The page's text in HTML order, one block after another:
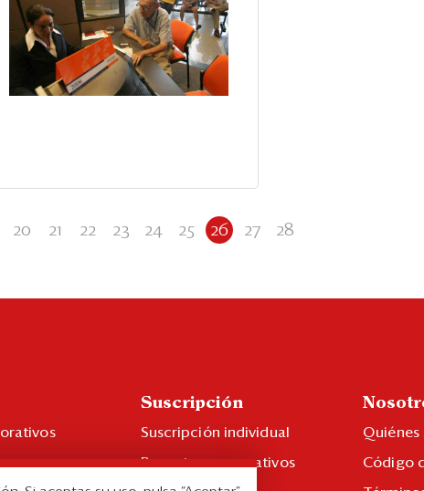
20 21 22 23 24 25 26 27 28
Suscripción
Suscripción individual
Paquetes corporativos
Quiénes
Código